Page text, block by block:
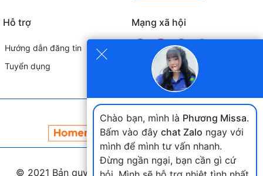
×
Chào bạn, mình là Phương Missa.
Bấm vào đây chat Zalo ngay với
mình để mình tư vấn nhanh.
Đừng ngần ngại, bạn cần gì cứ
Hỗ trợ
Hướng dẫn đăng tin
Tuyển dụng
Mạng xã hội
© 2021 Bản quyền thuộclandmap.vn. Phát triển nền